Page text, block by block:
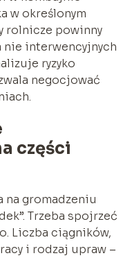
w określonym
rolnicze powinny
nie interwencyjnych
ryzyko
negocjować
części
na gromadzeniu
Trzeba spojrzeć
Liczba ciągników,
i rodzaj upraw –